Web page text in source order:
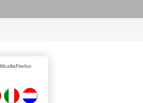
MozillaFirefox